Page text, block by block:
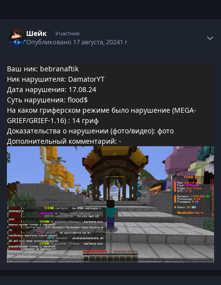
Шейк Участник
Опубликовано 17 августа, 20241 г
Ваш ник: bebranaftik
Ник нарушителя: DamatorYT
Дата нарушения: 17.08.24
Суть нарушения: flood$
На каком гриферском режиме было нарушение (MEGA-
GRIEF/GRIEF-1.16) : 14 гриф
Доказательства о нарушении (фото/видео): фото
Дополнительный комментарий: -